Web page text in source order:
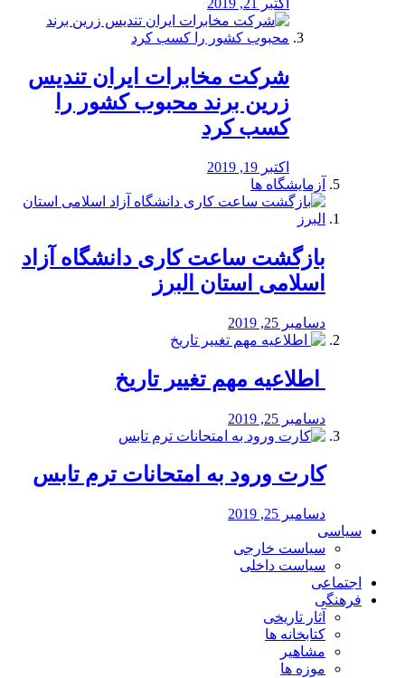
اکتبر 21, 2019
شرکت مخابرات ایران تندیس
زرین برند محبوب کشور را
کسب کرد
اکتبر 19, 2019
آزمایشگاه ها
بازگشت ساعت کاری دانشگاه آزاد
اسلامی استان البرز
دسامبر 25, 2019
️ اطلاعیه مهم تغییر تاریخ
دسامبر 25, 2019
کارت ورود به امتحانات ترم تابس
دسامبر 25, 2019
سیاسی
سیاست خارجی
سیاست داخلی
اجتماعی
فرهنگی
آثار تاریخی
کتابخانه ها
مشاهیر
موزه ها